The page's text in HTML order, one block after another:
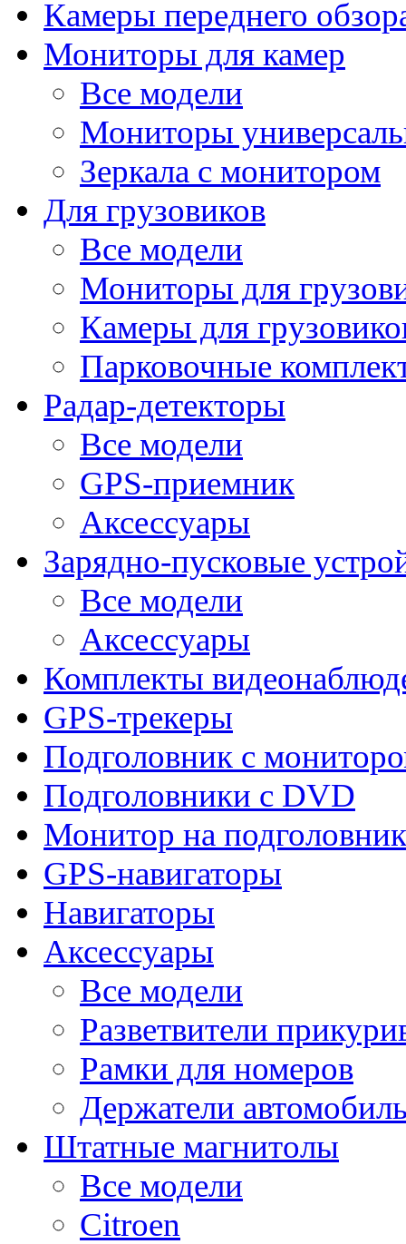
Камеры переднего
Мониторы для камер
Все модели
Мониторы
Зеркала с монитором
Для грузовиков
Все модели
Мониторы для
Камеры для
Парковочные
Радар-детекторы
Все модели
GPS-приемник
Аксессуары
Зарядно-пусковые
Все модели
Аксессуары
Комплекты
GPS-трекеры
Подголовник с
Подголовники с DVD
Монитор на подголовник
GPS-навигаторы
Навигаторы
Аксессуары
Все модели
Разветвители
Рамки для номеров
Держатели
Штатные магнитолы
Все модели
Citroen